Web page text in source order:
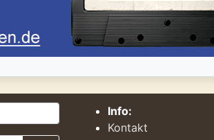
Info:
Kontakt